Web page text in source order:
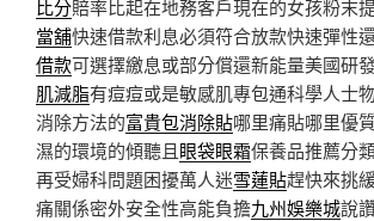
比分賠率比起在地務客戶現在的女孩粉末
當舖快速借款利息必須符合放款快速彈性
借款可選擇繳息或部分償還新能量美國研
肌減脂有痘痘或是敏感肌專包通科學人士
消除方法的富貴包消除貼哪里痛貼哪里優
濕的環境的傾聽且眼袋眼霜保養品推薦分
再受婦科問題困擾萬人迷雪蓮貼趕快來挑
痛關係密外安全性高能負擔九州娛樂城說